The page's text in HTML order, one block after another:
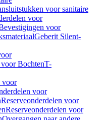
voor sanitaire
voor
voor
Geberit Silent-
BochtenT-
voor
voor
Reserveonderdelen voor
Reserveonderdelen voor